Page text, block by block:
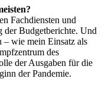
Fachdiensten und
der Budgetberichte. Und
– wie mein Einsatz als
des
der Ausgaben für die
der Pandemie.